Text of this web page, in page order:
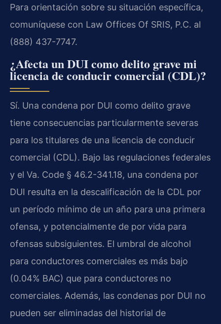
Para orientación sobre su situación específica,
comuníquese con Law Offices Of SRIS, P.C. al
(888) 437-7747.
¿Afecta un DUI como delito grave mi
licencia de conducir comercial (CDL)?
Sí. Una condena por DUI como delito grave
tiene consecuencias particularmente severas
para los titulares de una licencia de conducir
comercial (CDL). Bajo las regulaciones federales
y el Va. Code § 46.2-341.18, una condena por
DUI resulta en la descalificación de la CDL por
un período mínimo de un año para una primera
ofensa, y potencialmente de por vida para
ofensas subsiguientes. El umbral de alcohol
para conductores comerciales es más bajo
(0.04% BAC) que para conductores no
comerciales. Además, las condenas por DUI no
pueden ser eliminadas del historial de